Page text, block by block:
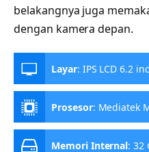
belakangnya juga
dengan kamera depan.
Layar: IPS LCD 6.2
Prosesor: Mediatek
Mediatek MT6762
Memori Internal:32